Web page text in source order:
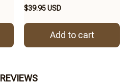
$39.95 USD
Add to cart
REVIEWS